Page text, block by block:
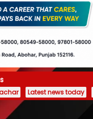
Latest news today